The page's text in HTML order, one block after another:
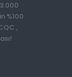
%100
,